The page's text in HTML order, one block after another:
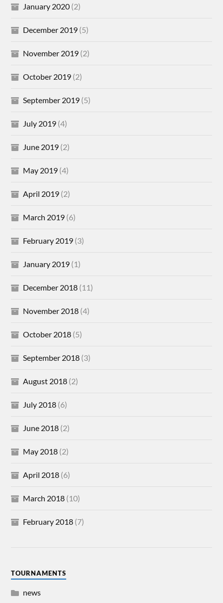
January 2020 (2)
December 2019 (5)
November 2019 (2)
October 2019 (2)
September 2019 (5)
July 2019 (4)
June 2019 (2)
May 2019 (4)
April 2019 (2)
March 2019 (6)
February 2019 (3)
January 2019 (1)
December 2018 (11)
November 2018 (4)
October 2018 (5)
September 2018 (3)
August 2018 (2)
July 2018 (6)
June 2018 (2)
May 2018 (2)
April 2018 (6)
March 2018 (10)
February 2018 (7)
TOURNAMENTS
news